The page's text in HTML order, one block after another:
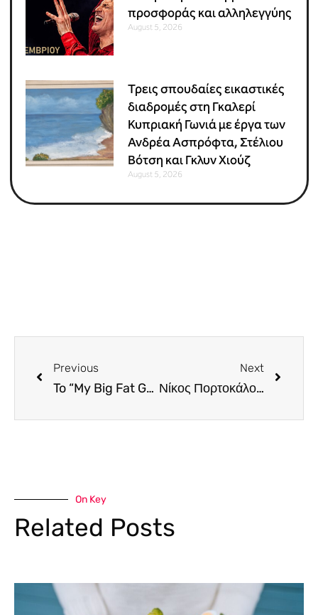
προσφοράς και αλληλεγγύης
August 5, 2026
Τρεις σπουδαίες εικαστικές
διαδρομές στη Γκαλερί
Κυπριακή Γωνιά με έργα των
Ανδρέα Ασπρόφτα, Στέλιου
Βότση και Γκλυν Χιούζ
August 5, 2026
Previous
To “My Big Fat Greek Wedding 3”, ανάμεσα στις 10 καλύτερες ταινίες, σύμφωνα με το BBC
Next
Νίκος Πορτοκάλογλου και Ρένα Μόρφη, μαζί στη σκηνή
On Key
Related Posts